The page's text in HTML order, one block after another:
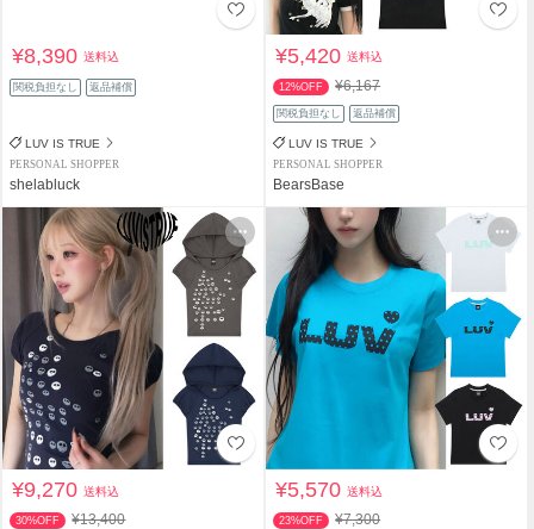
¥8,390送料込
関税負担なし 返品補償
LUV IS TRUE
PERSONAL SHOPPER
shelabluck
¥5,420送料込
12%OFF ¥6,167
関税負担なし 返品補償
LUV IS TRUE
PERSONAL SHOPPER
BearsBase
¥9,270送料込
30%OFF ¥13,400
¥5,570送料込
23%OFF ¥7,300